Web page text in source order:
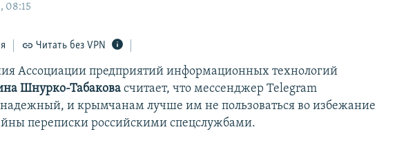
08:15
Читать без VPN
Ассоциации предприятий информационных технологий
Шнурко-Табакова считает, что мессенджер Telegram
надежный, и крымчанам лучше им не пользоваться во избежание
переписки российскими спецслужбами.